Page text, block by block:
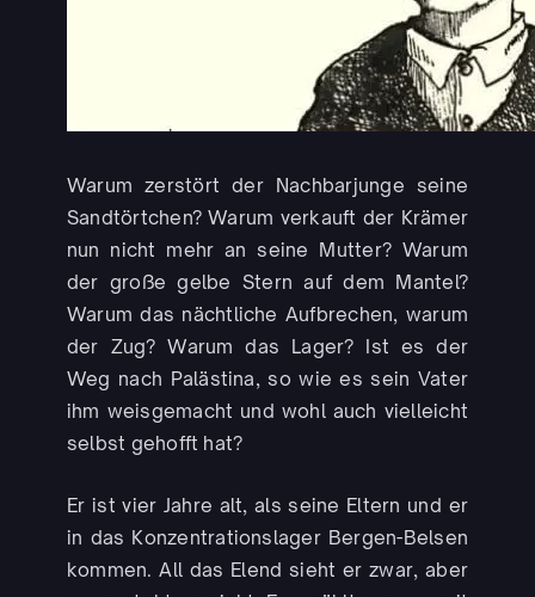
Warum zerstört der Nachbarjunge seine
Sandtörtchen? Warum verkauft der Krämer
nun nicht mehr an seine Mutter? Warum
der große gelbe Stern auf dem Mantel?
Warum das nächtliche Aufbrechen, warum
der Zug? Warum das Lager? Ist es der
Weg nach Palästina, so wie es sein Vater
ihm weisgemacht und wohl auch vielleicht
selbst gehofft hat?
Er ist vier Jahre alt, als seine Eltern und er
in das Konzentrationslager Bergen-Belsen
kommen. All das Elend sieht er zwar, aber